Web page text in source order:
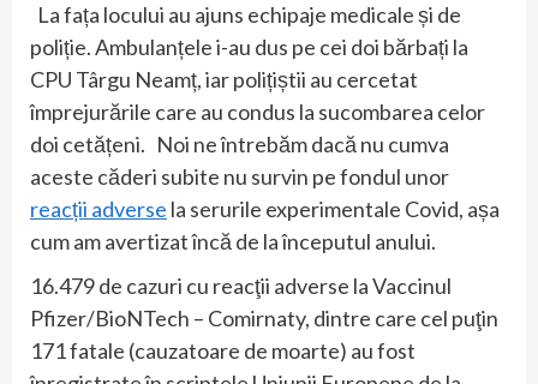
La fața locului au ajuns echipaje medicale și de
poliție. Ambulanțele i-au dus pe cei doi bărbați la
CPU Târgu Neamț, iar polițiștii au cercetat
împrejurările care au condus la sucombarea celor
doi cetățeni. Noi ne întrebăm dacă nu cumva
aceste căderi subite nu survin pe fondul unor
reacții adverse la serurile experimentale Covid, așa
cum am avertizat încă de la începutul anului.
16.479 de cazuri cu reacţii adverse la Vaccinul
Pfizer/BioNTech – Comirnaty, dintre care cel puţin
171 fatale (cauzatoare de moarte) au fost